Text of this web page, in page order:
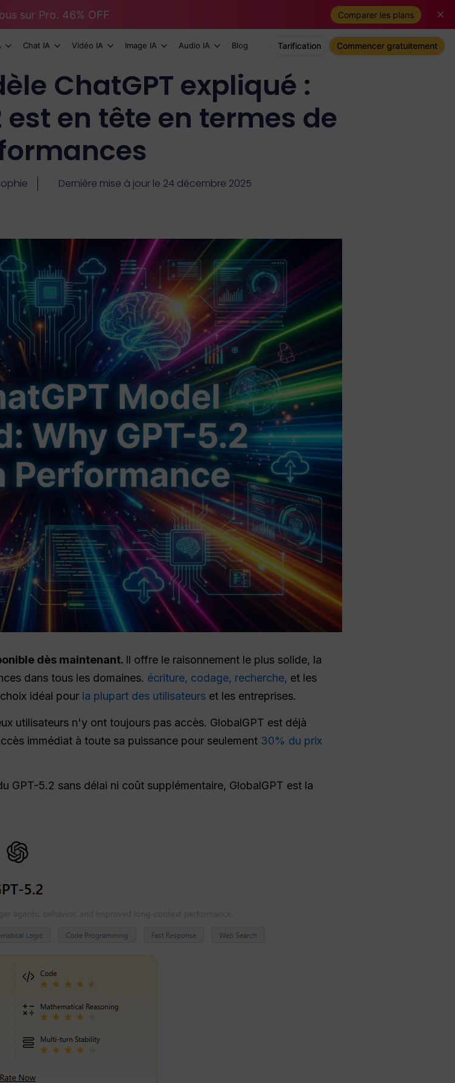
sur Pro. 46% OFF Comparer les plans
Chat IA Vidéo IA Image IA Audio IA Blog Tarification Commencer gratuitement
ChatGPT expliqué :
en tête en termes de
Dernière mise à jour le 24 décembre 2025
dès maintenant. Il offre le raisonnement le plus solide, la
dans tous les domaines. écriture, codage, recherche, et les
idéal pour la plupart des utilisateurs et les entreprises.
utilisateurs n'y ont toujours pas accès. GlobalGPT est déjà
immédiat à toute sa puissance pour seulement 30% du prix
GPT-5.2 sans délai ni coût supplémentaire, GlobalGPT est la